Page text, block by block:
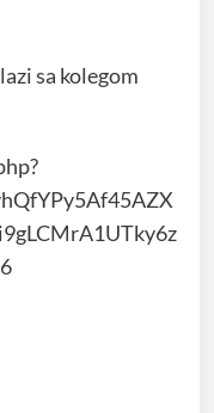
sa kolegom